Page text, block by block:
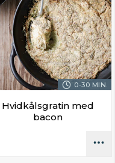
0-30 MIN.
Hvidkålsgratin med
bacon